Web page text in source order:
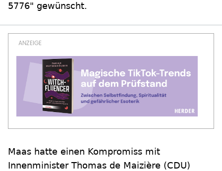
5776" gewünscht.
Maas hatte einen Kompromiss mit
Innenminister Thomas de Maizière (CDU)